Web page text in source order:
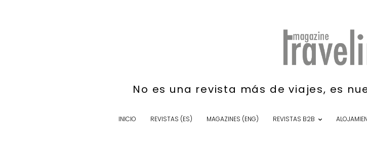
No es una revista más de viajes, es
INICIO REVISTAS (ES) MAGAZINES (ENG) REVISTAS B2B